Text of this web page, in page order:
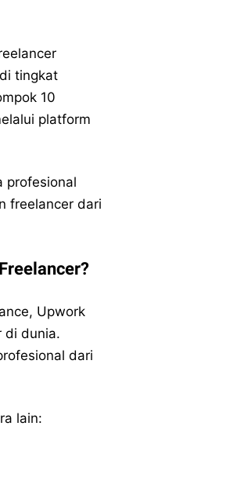
lain
tingkat
10
platform
profesional
freelancer dari
Upwork
di dunia.
dari
lain:
lain